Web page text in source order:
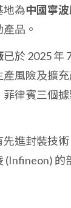
地為中國寧
品。
已於 2025 年
產風險及擴
菲律賓三個
先進封裝技
(Infineon) 的